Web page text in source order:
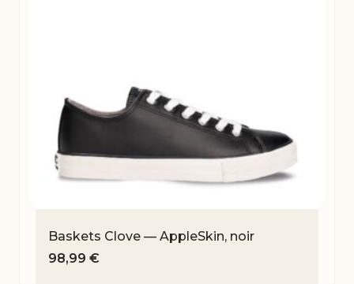
Baskets Clove — AppleSkin, noir
98,99 €